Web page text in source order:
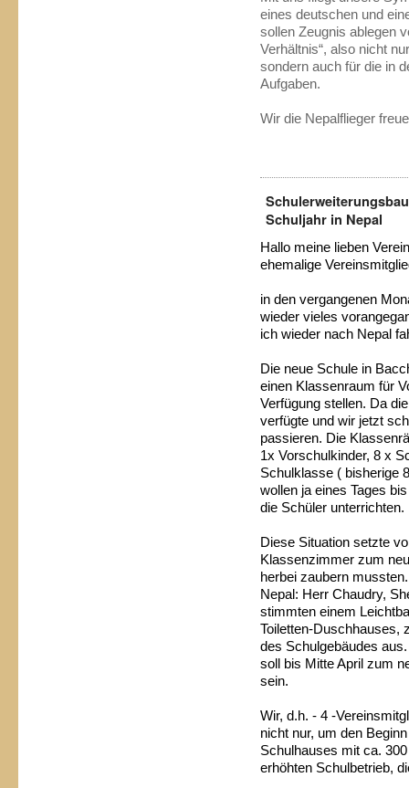
eines deutschen und
sollen Zeugnis ablegen
Verhältnis“, also nicht
sondern auch für die in
Aufgaben.
Wir die Nepalflieger
Schuljahr in Nepal
Hallo meine lieben
ehemalige
in den vergangenen
wieder vieles
ich wieder nach Nepal
Die neue Schule in
einen Klassenraum für
Verfügung stellen. Da
verfügte und wir jetzt
passieren. Die
1x Vorschulkinder, 8 x
Schulklasse ( bisherige
wollen ja eines Tages
die Schüler unterrichten.
Diese Situation setzte
Klassenzimmer zum
herbei zaubern
Nepal: Herr Chaudry,
stimmten einem
Toiletten-Duschhauses,
des Schulgebäudes
soll bis Mitte April zum
sein.
Wir, d.h. - 4 -
nicht nur, um den
Schulhauses mit ca.
erhöhten Schulbetrieb,